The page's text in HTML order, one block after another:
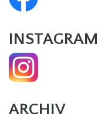
INSTAGRAM
ARCHIV